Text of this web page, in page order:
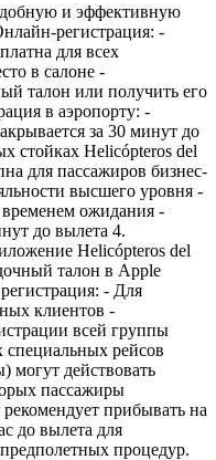
и эффективную
регистрация: -
для всех
в салоне -
талон или получить его
в аэропорту: -
за 30 минут до
стойках Helicópteros del
для пассажиров бизнес-
высшего уровня -
ожидания -
до вылета 4.
Helicópteros del
талон в Apple
- Для
клиентов -
всей группы
специальных рейсов
могут действовать
пассажиры
прибывать на
до вылета для
процедур.